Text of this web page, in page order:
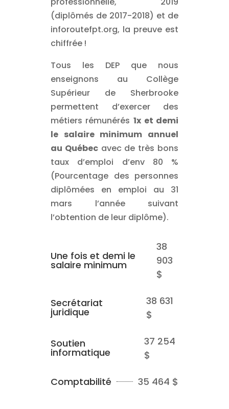
(diplômés de 2017-2018) et de
inforoutefpt.org, la preuve est
chiffrée !
Tous les DEP que nous
enseignons au Collège
Supérieur de Sherbrooke
permettent d’exercer des
métiers rémunérés 1x et demi
le salaire minimum annuel
au Québecavec de très bons
taux d’emploi d’env 80 %
(Pourcentage des personnes
diplômées en emploi au 31
mars l’année suivant
l’obtention de leur diplôme).
Une fois et demi le
salaire minimum
38
903
$
Secrétariat
juridique
38 631
$
Soutien
informatique
37 254
$
Comptabilité 35 464 $